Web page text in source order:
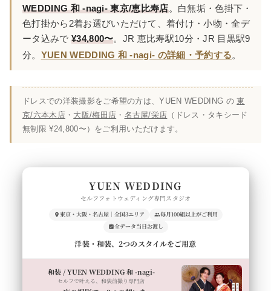
WEDDING 和 -nagi- 東京/恵比寿店。白無垢・色掛下・
色打掛から2着お選びいただけて、着付け・小物・全デ
ータ込みで ¥34,800〜。JR 恵比寿駅10分・JR 目黒駅9
分。 YUEN WEDDING 和 -nagi- の詳細・予約する。
ドレスでの洋装撮影をご希望の方は、YUEN WEDDING の東
京/六本木店・ 大阪/梅田店 ・ 名古屋/栄店 （ドレス・タキシード
無制限 ¥24,800〜）をご利用いただけます。
YUEN WEDDING
セルフフォトウェディング専門スタジオ
東京・大阪・名古屋｜全国3エリア
毎月100組以上がご利用
全データ当日お渡し
洋装・和装、2つのスタイルをご用意
和装 / YUEN WEDDING 和 -nagi-
セルフで叶える、和装前撮り専門店